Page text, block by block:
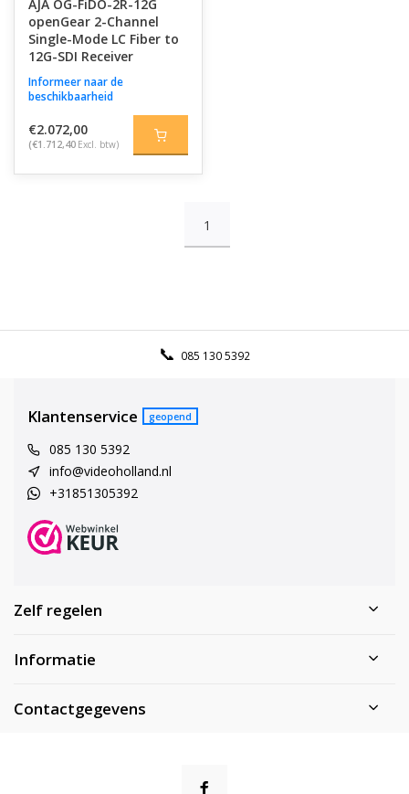
AJA OG-FiDO-2R-12G
openGear 2-Channel
Single-Mode LC Fiber to
12G-SDI Receiver
Informeer naar de
beschikbaarheid
€2.072,00
(€1.712,40 Excl. btw)
1
085 130 5392
Klantenservice geopend
085 130 5392
info@videoholland.nl
+31851305392
Zelf regelen
Informatie
Contactgegevens